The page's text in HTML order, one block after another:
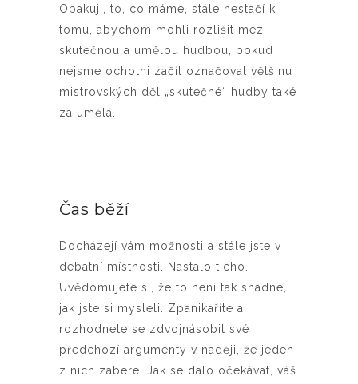
Opakuji, to, co máme, stále nestačí k
tomu, abychom mohli rozlišit mezi
skutečnou a umělou hudbou, pokud
nejsme ochotni začít označovat většinu
mistrovských děl „skutečné“ hudby také
za umělá.
Čas běží
Docházejí vám možnosti a stále jste v
debatní místnosti. Nastalo ticho.
Uvědomujete si, že to není tak snadné,
jak jste si mysleli. Zpanikaříte a
rozhodnete se zdvojnásobit své
předchozí argumenty v naději, že jeden
z nich zabere. Jak se dalo očekávat, váš